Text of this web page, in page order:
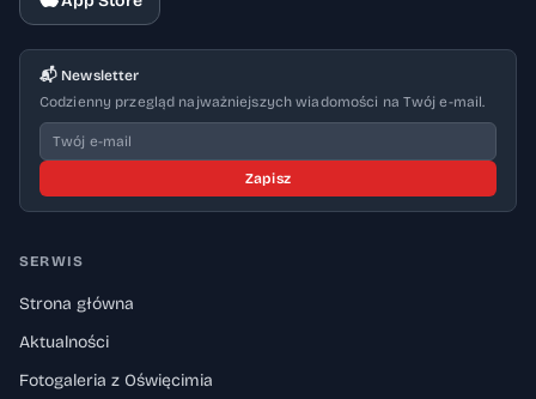
📬 Newsletter
Codzienny przegląd najważniejszych wiadomości na Twój e-mail.
Zapisz
SERWIS
Strona główna
Aktualności
Fotogaleria z Oświęcimia